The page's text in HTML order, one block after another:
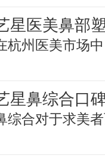
星医美鼻部
杭州医美市场
星鼻综合口
综合对于求美